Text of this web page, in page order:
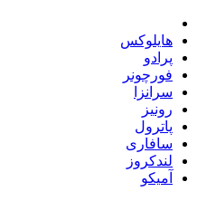
هایلوکس
پرادو
فورچونر
سرانزا
رونیز
پاترول
سافاری
لندکروز
آمیکو